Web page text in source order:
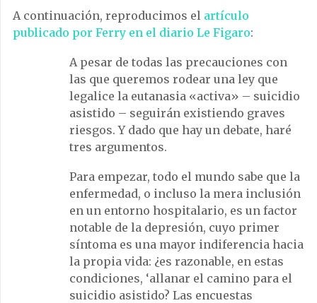
A continuación, reproducimos el artículo
publicado por Ferry en el diario Le Figaro:
A pesar de todas las precauciones con
las que queremos rodear una ley que
legalice la eutanasia «activa» – suicidio
asistido – seguirán existiendo graves
riesgos. Y dado que hay un debate, haré
tres argumentos.
Para empezar, todo el mundo sabe que la
enfermedad, o incluso la mera inclusión
en un entorno hospitalario, es un factor
notable de la depresión, cuyo primer
síntoma es una mayor indiferencia hacia
la propia vida: ¿es razonable, en estas
condiciones, ‘allanar el camino para el
suicidio asistido? Las encuestas